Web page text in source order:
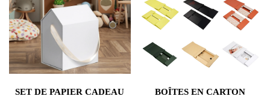
SET DE PAPIER CADEAU
BOÎTES EN CARTON